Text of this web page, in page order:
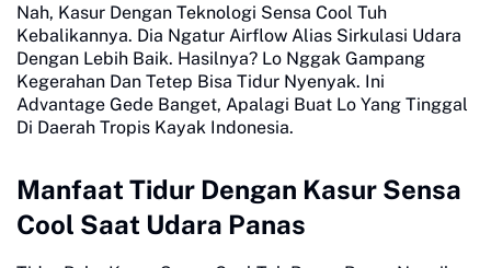
Nah, Kasur Dengan Teknologi Sensa Cool Tuh
Kebalikannya. Dia Ngatur Airflow Alias Sirkulasi Udara
Dengan Lebih Baik. Hasilnya? Lo Nggak Gampang
Kegerahan Dan Tetep Bisa Tidur Nyenyak. Ini
Advantage Gede Banget, Apalagi Buat Lo Yang Tinggal
Di Daerah Tropis Kayak Indonesia.
Manfaat Tidur Dengan Kasur Sensa
Cool Saat Udara Panas